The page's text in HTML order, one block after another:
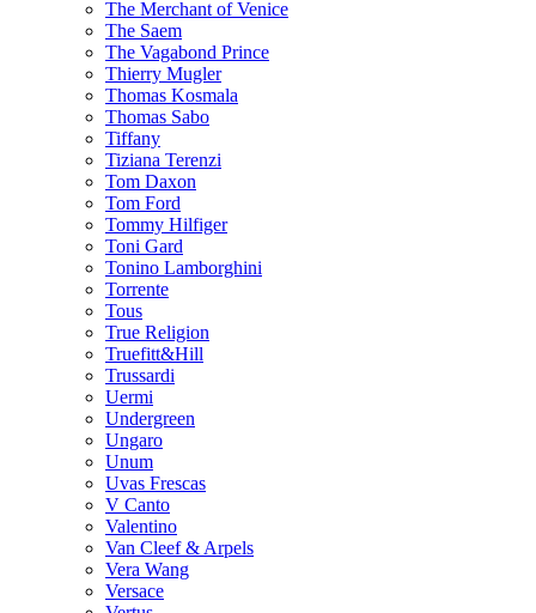
The Merchant of Venice
The Saem
The Vagabond Prince
Thierry Mugler
Thomas Kosmala
Thomas Sabo
Tiffany
Tiziana Terenzi
Tom Daxon
Tom Ford
Tommy Hilfiger
Toni Gard
Tonino Lamborghini
Torrente
Tous
True Religion
Truefitt&Hill
Trussardi
Uermi
Undergreen
Ungaro
Unum
Uvas Frescas
V Canto
Valentino
Van Cleef & Arpels
Vera Wang
Versace